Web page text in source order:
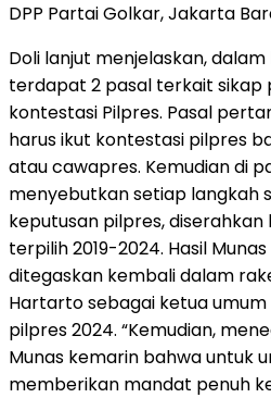
DPP Partai Golkar, Jakarta
Doli lanjut menjelaskan,
terdapat 2 pasal terkait sikap
kontestasi Pilpres. Pasal
harus ikut kontestasi pilpres
atau cawapres. Kemudian di
menyebutkan setiap langkah
keputusan pilpres,
terpilih 2019-2024. Hasil
ditegaskan kembali dalam
Hartarto sebagai ketua
pilpres 2024. “Kemudian,
Munas kemarin bahwa untuk
memberikan mandat penuh